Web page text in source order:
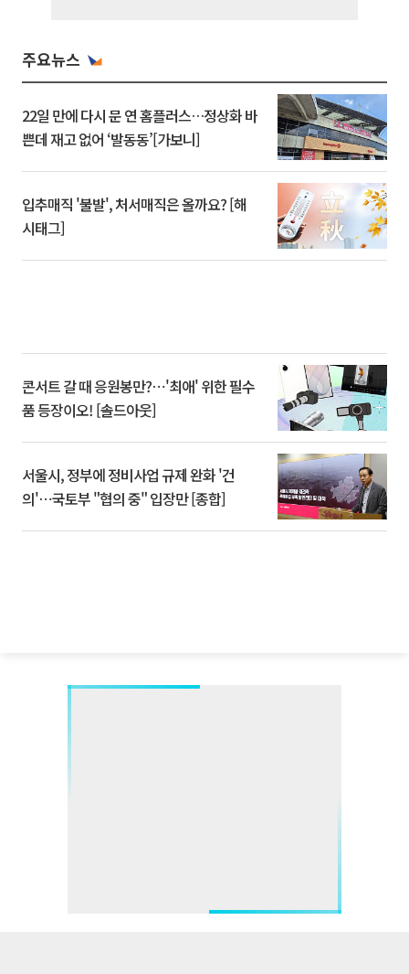
주요뉴스
22일 만에 다시 문 연 홈플러스…정상화 바
쁜데 재고 없어 ‘발동동’[가보니]
입추매직 '불발', 처서매직은 올까요? [해
시태그]
콘서트 갈 때 응원봉만?⋯'최애' 위한 필수
품 등장이오! [솔드아웃]
서울시, 정부에 정비사업 규제 완화 '건
의'⋯국토부 "협의 중" 입장만 [종합]